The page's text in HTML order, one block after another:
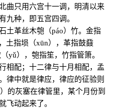
曲只用六宫十一调，明清以来
九种，即五宫四调。
土革丝木匏（páo）竹。金指
土指埙（xūn），革指鼓鼗
yǔ），匏指笙，竹指管箫。
相配；十二律与十月相配，孟
律中就是律应，律应的征验则
）的灰塞在律管里，某个月份到
飞动起来了。